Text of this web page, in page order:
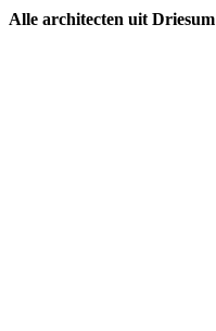
Alle architecten uit Driesum